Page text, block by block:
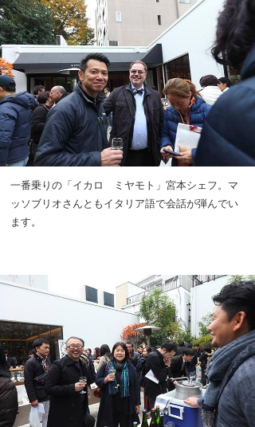
一番乗りの「イカロ ミヤモト」宮本シェフ。マ
ッソブリオさんともイタリア語で会話が弾んでい
ます。